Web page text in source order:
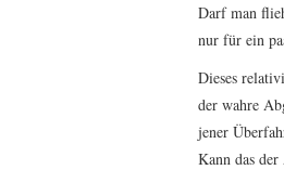
Darf man
nur für ein
Dieses
der wahre
jener
Kann das